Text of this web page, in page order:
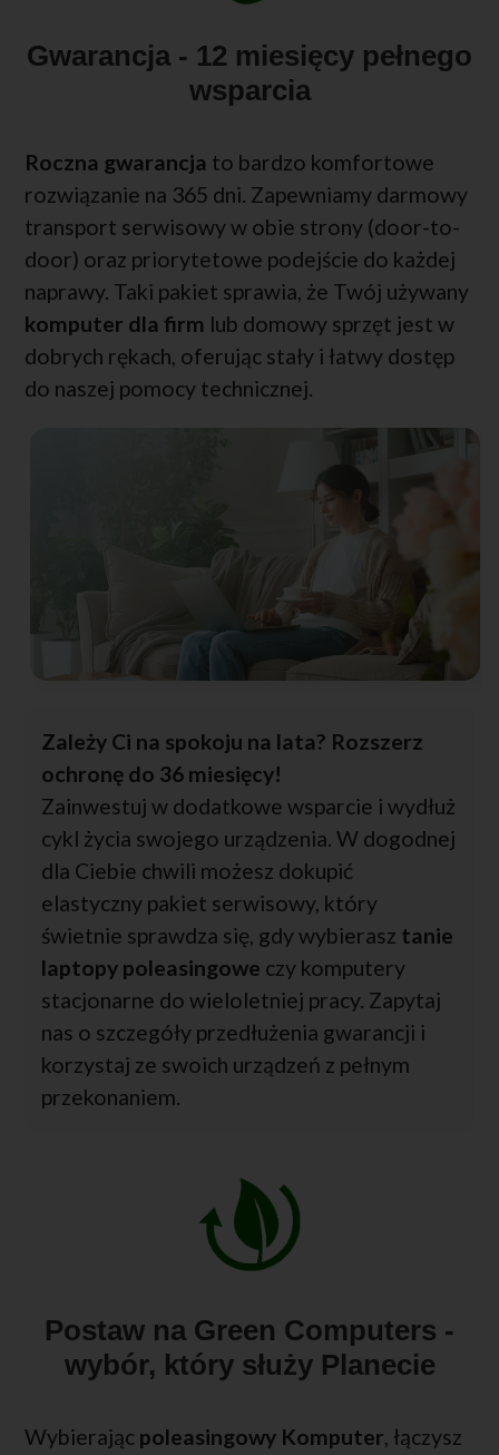
Gwarancja - 12 miesięcy pełnego
wsparcia
Roczna gwarancja to bardzo komfortowe
rozwiązanie na 365 dni. Zapewniamy darmowy
transport serwisowy w obie strony (door-to-
door) oraz priorytetowe podejście do każdej
naprawy. Taki pakiet sprawia, że Twój używany
komputer dla firm lub domowy sprzęt jest w
dobrych rękach, oferując stały i łatwy dostęp
do naszej pomocy technicznej.
Zależy Ci na spokoju na lata? Rozszerz
ochronę do 36 miesięcy!
Zainwestuj w dodatkowe wsparcie i wydłuż
cykl życia swojego urządzenia. W dogodnej
dla Ciebie chwili możesz dokupić
elastyczny pakiet serwisowy, który
świetnie sprawdza się, gdy wybierasz tanie
laptopy poleasingowe czy komputery
stacjonarne do wieloletniej pracy. Zapytaj
nas o szczegóły przedłużenia gwarancji i
korzystaj ze swoich urządzeń z pełnym
przekonaniem.
Postaw na Green Computers -
wybór, który służy Planecie
Wybierając poleasingowy Komputer, łączysz